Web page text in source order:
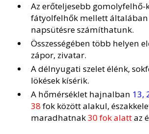
Az erőteljesebb gomolyfelhő-
fátyolfelhők mellett általában
napsütésre számíthatunk.
Összességében több helyen
zápor, zivatar.
A délnyugati szelet élénk,
lökések kísérik.
A hőmérséklet hajnalban 13,
38 fok között alakul,
maradhatnak30 fok alattaz